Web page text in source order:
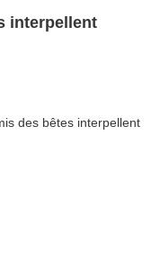
interpellent